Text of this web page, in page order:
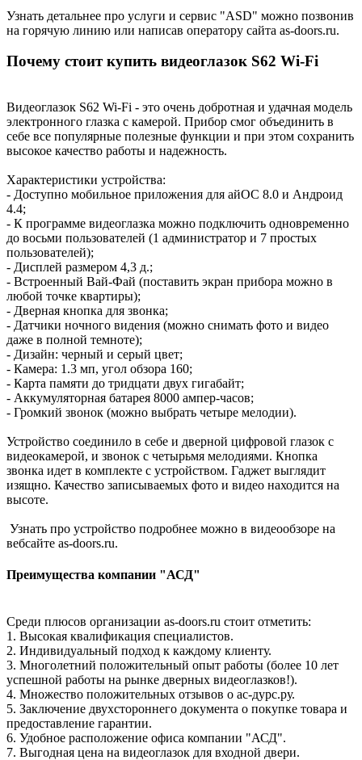
Узнать детальнее про услуги и сервис "ASD" можно позвонив
на горячую линию или написав оператору сайта as-doors.ru.
Почему стоит купить видеоглазок S62 Wi-Fi
Видеоглазок S62 Wi-Fi - это очень добротная и удачная модель
электронного глазка с камерой. Прибор смог объединить в
себе все популярные полезные функции и при этом сохранить
высокое качество работы и надежность.
Характеристики устройства:
- Доступно мобильное приложения для айОС 8.0 и Андроид
4.4;
- К программе видеоглазка можно подключить одновременно
до восьми пользователей (1 администратор и 7 простых
пользователей);
- Дисплей размером 4,3 д.;
- Встроенный Вай-Фай (поставить экран прибора можно в
любой точке квартиры);
- Дверная кнопка для звонка;
- Датчики ночного видения (можно снимать фото и видео
даже в полной темноте);
- Дизайн: черный и серый цвет;
- Камера: 1.3 мп, угол обзора 160;
- Карта памяти до тридцати двух гигабайт;
- Аккумуляторная батарея 8000 ампер-часов;
- Громкий звонок (можно выбрать четыре мелодии).
Устройство соединило в себе и дверной цифровой глазок с
видеокамерой, и звонок с четырьмя мелодиями. Кнопка
звонка идет в комплекте с устройством. Гаджет выглядит
изящно. Качество записываемых фото и видео находится на
высоте.
Узнать про устройство подробнее можно в видеообзоре на
вебсайте as-doors.ru.
Преимущества компании "АСД"
Среди плюсов организации as-doors.ru стоит отметить:
1. Высокая квалификация специалистов.
2. Индивидуальный подход к каждому клиенту.
3. Многолетний положительный опыт работы (более 10 лет
успешной работы на рынке дверных видеоглазков!).
4. Множество положительных отзывов о ас-дурс.ру.
5. Заключение двухстороннего документа о покупке товара и
предоставление гарантии.
6. Удобное расположение офиса компании "АСД".
7. Выгодная цена на видеоглазок для входной двери.